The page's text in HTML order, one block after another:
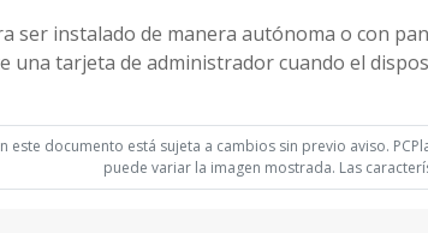
ser instalado de manera autónoma o con
una tarjeta de administrador cuando el
este documento está sujeta a cambios sin previo aviso.
puede variar la imagen mostrada. Las